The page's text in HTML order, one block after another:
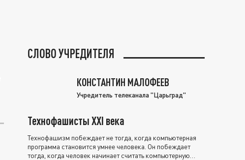
СЛОВО УЧРЕДИТЕЛЯ
КОНСТАНТИН МАЛОФЕЕВ
Учредитель телеканала "Царьград"
Технофашисты XXI века
Технофашизм побеждает не тогда, когда компьютерная
программа становится умнее человека. Он побеждает
тогда, когда человек начинает считать компьютерную